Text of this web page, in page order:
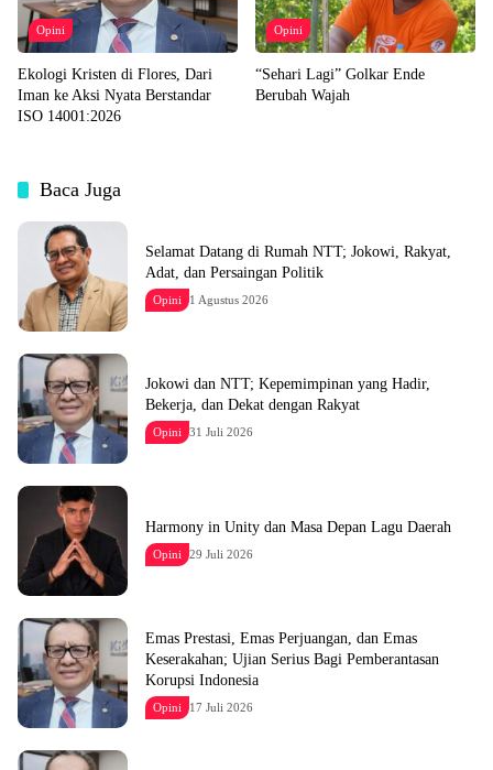
Opini
Ekologi Kristen di Flores, Dari
Iman ke Aksi Nyata Berstandar
ISO 14001:2026
Opini
“Sehari Lagi” Golkar Ende
Berubah Wajah
Baca Juga
Selamat Datang di Rumah NTT; Jokowi, Rakyat,
Adat, dan Persaingan Politik
Opini 1 Agustus 2026
Jokowi dan NTT; Kepemimpinan yang Hadir,
Bekerja, dan Dekat dengan Rakyat
Opini 31 Juli 2026
Harmony in Unity dan Masa Depan Lagu Daerah
Opini 29 Juli 2026
Emas Prestasi, Emas Perjuangan, dan Emas
Keserakahan; Ujian Serius Bagi Pemberantasan
Korupsi Indonesia
Opini 17 Juli 2026